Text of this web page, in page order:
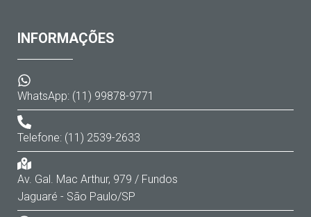
INFORMAÇÕES
WhatsApp: (11) 99878-9771
Telefone: (11) 2539-2633
Av. Gal. Mac Arthur, 979 / Fundos
Jaguaré - São Paulo/SP